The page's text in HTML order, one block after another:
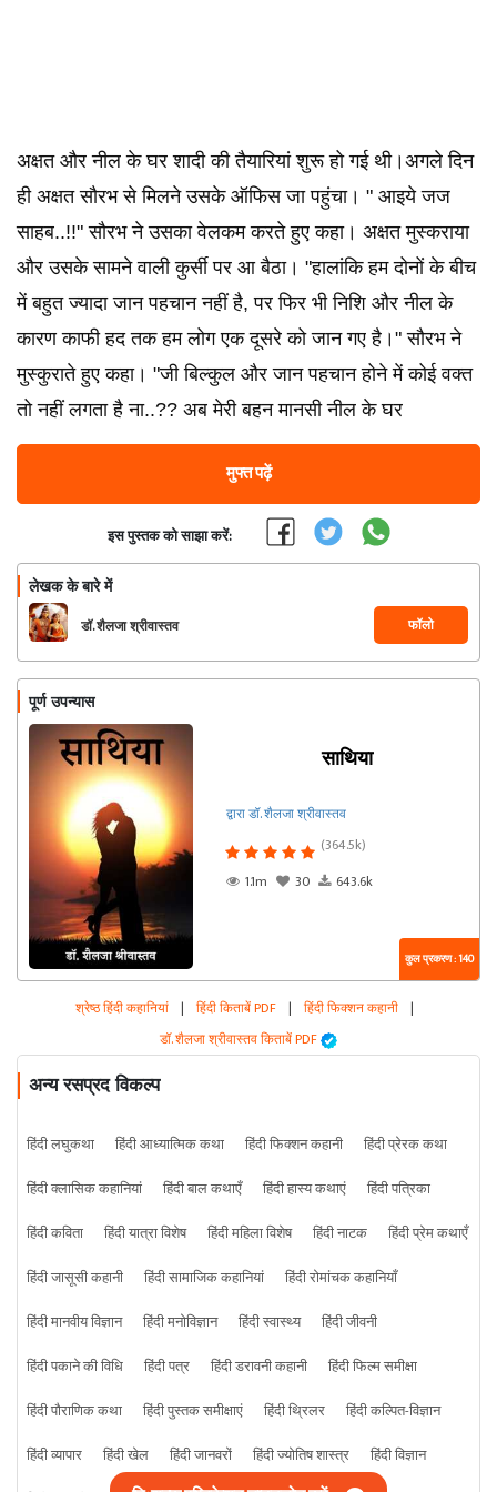
अक्षत और नील के घर शादी की तैयारियां शुरू हो गई थी।अगले दिन
ही अक्षत सौरभ से मिलने उसके ऑफिस जा पहुंचा। " आइये जज
साहब..!!" सौरभ ने उसका वेलकम करते हुए कहा। अक्षत मुस्कराया
और उसके सामने वाली कुर्सी पर आ बैठा। "हालांकि हम दोनों के बीच
में बहुत ज्यादा जान पहचान नहीं है, पर फिर भी निशि और नील के
कारण काफी हद तक हम लोग एक दूसरे को जान गए है।" सौरभ ने
मुस्कुराते हुए कहा। "जी बिल्कुल और जान पहचान होने में कोई वक्त
तो नहीं लगता है ना..?? अब मेरी बहन मानसी नील के घर
मुफ्त पढ़ें
इस पुस्तक को साझा करें:
लेखक के बारे में
डॉ. शैलजा श्रीवास्तव फॉलो
पूर्ण उपन्यास
साथिया
द्वारा डॉ. शैलजा श्रीवास्तव
(364.5k)
1.1m
30 643.6k
कुल प्रकरण : 140
श्रेष्ठ हिंदी कहानियां | हिंदी किताबें PDF | हिंदी फिक्शन कहानी |
डॉ. शैलजा श्रीवास्तव किताबें PDF
अन्य रसप्रद विकल्प
हिंदी लघुकथा हिंदी आध्यात्मिक कथा हिंदी फिक्शन कहानी
हिंदी प्रेरक कथा
हिंदी क्लासिक कहानियां
हिंदी बाल कथाएँ हिंदी हास्य कथाएं
हिंदी पत्रिका
हिंदी कविता
हिंदी यात्रा विशेष हिंदी महिला विशेष हिंदी नाटक
हिंदी प्रेम कथाएँ
हिंदी जासूसी कहानी
हिंदी सामाजिक कहानियां
हिंदी रोमांचक कहानियाँ
हिंदी मानवीय विज्ञान
हिंदी मनोविज्ञान हिंदी स्वास्थ्य
हिंदी जीवनी
हिंदी पकाने की विधि
हिंदी पत्र हिंदी डरावनी कहानी
हिंदी फिल्म समीक्षा
हिंदी पौराणिक कथा
हिंदी पुस्तक समीक्षाएं हिंदी थ्रिलर
हिंदी कल्पित-विज्ञान
हिंदी व्यापार
हिंदी खेल हिंदी जानवरों हिंदी ज्योतिष शास्त्र
हिंदी विज्ञान